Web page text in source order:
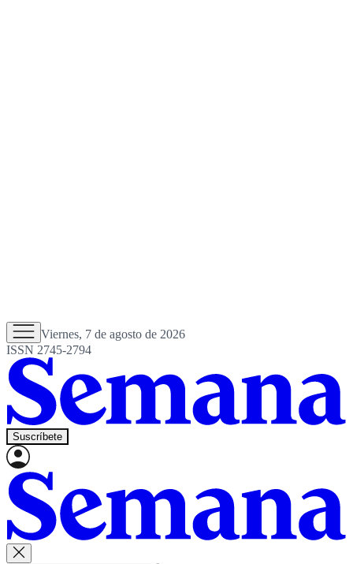
Viernes, 7 de agosto de 2026
ISSN 2745-2794
Suscríbete